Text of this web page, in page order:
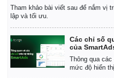
Tham khảo bài viết sau để nắm vị
lập và tối ưu.
Các chỉ số
của
Thông qua
mức độ hiển